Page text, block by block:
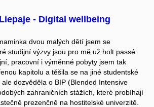
- Digital wellbeing
dvou malých dětí jsem se
studijní výzvy jsou pro mě už holt passé.
pracovní i výměnné pobyty jsem tak
kapitolu a těšila se na jiné studentské
dozvěděla o BIP (Blended Intensive
zahraničních stážích, které probíhají
prezenčně na hostitelské univerzitě.